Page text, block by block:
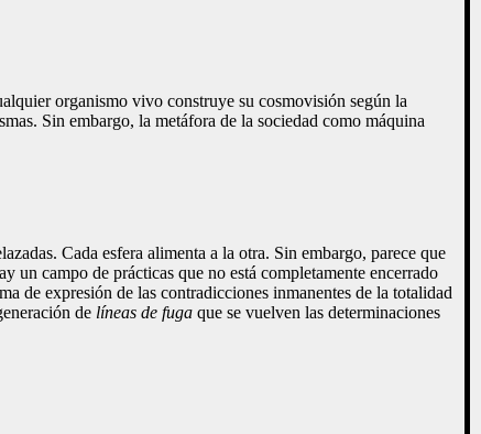
organismo vivo construye su cosmovisión según la
Sin embargo, la metáfora de la sociedad como máquina
Cada esfera alimenta a la otra. Sin embargo, parece que
un campo de prácticas que no está completamente encerrado
de expresión de las contradicciones inmanentes de la totalidad
de líneas de fuga que se vuelven las determinaciones